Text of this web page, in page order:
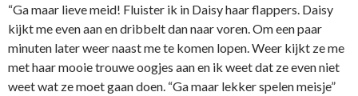
“Ga maar lieve meid! Fluister ik in Daisy haar flappers. Daisy
kijkt me even aan en dribbelt dan naar voren. Om een paar
minuten later weer naast me te komen lopen. Weer kijkt ze me
met haar mooie trouwe oogjes aan en ik weet dat ze even niet
weet wat ze moet gaan doen. “Ga maar lekker spelen meisje”